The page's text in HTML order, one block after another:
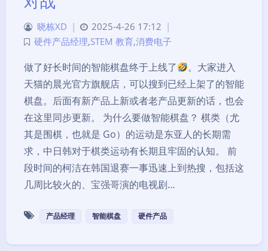
晓栋XD | 2025-4-26 17:12 |
硬件产品经理,STEM 教育,消费电子
做了好长时间的智能棋盘终于上线了
。大家进入
天猫的晨光官方旗舰店，可以搜到已经上架了的智能
棋盘。后面有新产品上新或者老产品更新的话，也会
在这里同步更新。 为什么要做智能棋盘？ 棋类（尤
其是围棋，也就是 Go）的运动是东亚人的长期需
求，中日韩对于棋类运动有长期且牢固的认知。 前
段时间的柯洁在韩国退赛一事迅速上到热搜，包括这
几周比较火的、宝强哥演的电视剧…
产品经理 智能棋盘 硬件产品